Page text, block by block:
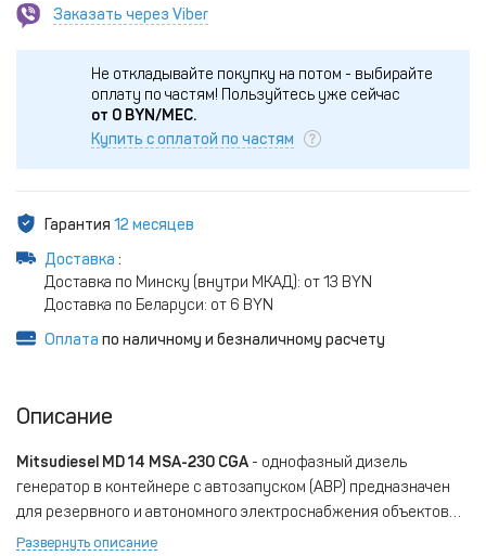
Заказать через Viber
Не откладывайте покупку на потом - выбирайте
оплату по частям! Пользуйтесь уже сейчас
от 0 BYN/МЕС.
Купить с оплатой по частям
Гарантия 12 месяцев
Доставка :
Доставка по Минску (внутри МКАД): от 13 BYN
Доставка по Беларуси: от 6 BYN
Оплата по наличному и безналичному расчету
Описание
Mitsudiesel MD 14 MSA-230 CGA - однофазный дизель
генератор в контейнере с автозапуском (АВР) предназначен
для резервного и автономного электроснабжения объектов
различного назначения, нуждающихся в соответствующей
Развернуть описание